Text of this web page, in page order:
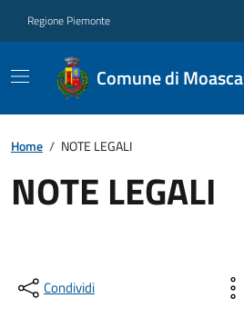
Regione Piemonte
Comune di Moasca
Home / NOTE LEGALI
NOTE LEGALI
Condividi